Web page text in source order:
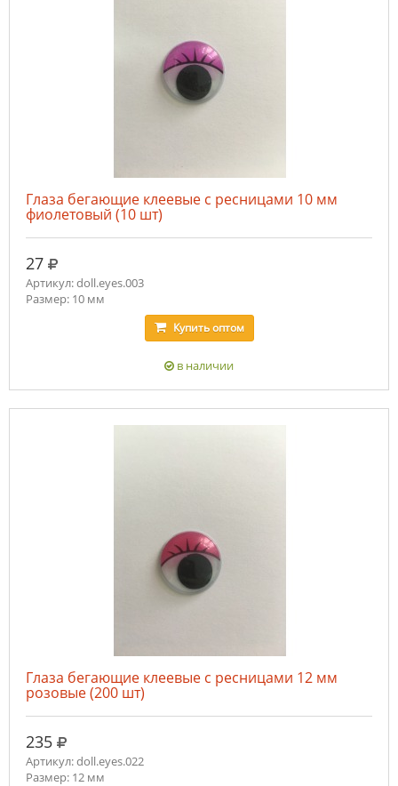
Глаза бегающие клеевые с ресницами 10 мм
фиолетовый (10 шт)
27 руб.
Артикул: doll.eyes.003
Размер: 10 мм
Купитьоптом
в наличии
Глаза бегающие клеевые с ресницами 12 мм
розовые (200 шт)
235 руб.
Артикул: doll.eyes.022
Размер: 12 мм